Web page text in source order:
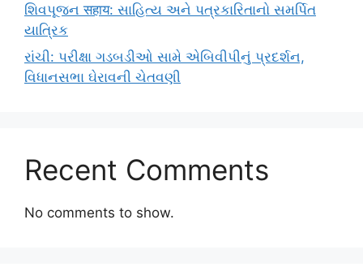
શિવપૂજન सहाय: સાહિત્ય અને પત્રકારિતાનો સમર્પિત
યાત્રિક
રાંચી: પરીક્ષા ગડબડીઓ સામે એબિવીપીનું પ્રદર્શન,
વિધાનસભા ઘેરાવની ચેતવણી
Recent Comments
No comments to show.